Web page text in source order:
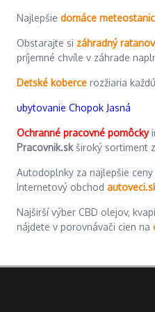
Najlepšie domáce
Obstarajte si záhradný
príjemné chvíle v záhrade
Detské koberce rozžiaria
ubytovanie Chopok Jasná
Ochranné pracovné pomôcky
Pracovnik.skširoký sortiment
Autodoplnky za najlepšie
Internetový obchod
Najširší výber CBD olejov,
nájdete v porovnávači cien na